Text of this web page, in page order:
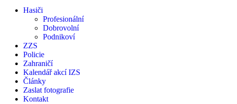
Hasiči
Profesionální
Dobrovolní
Podnikoví
ZZS
Policie
Zahraničí
Kalendář akcí IZS
Články
Zaslat fotografie
Kontakt